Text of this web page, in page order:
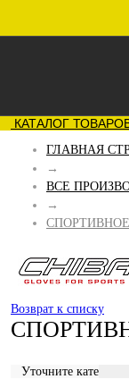
КАТАЛОГ
ГЛАВНАЯ
→
ВСЕ
→
Возврат к списку
Уточните категорию: